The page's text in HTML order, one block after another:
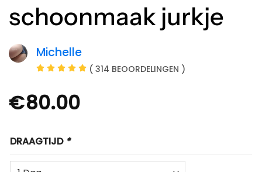
schoonmaak jurkje
Michelle
( 314 BEOORDELINGEN )
€80.00
DRAAGTIJD *